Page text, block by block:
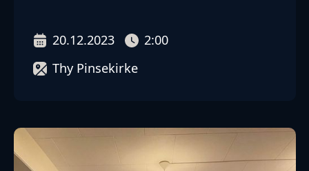
20.12.2023
2:00
Thy Pinsekirke